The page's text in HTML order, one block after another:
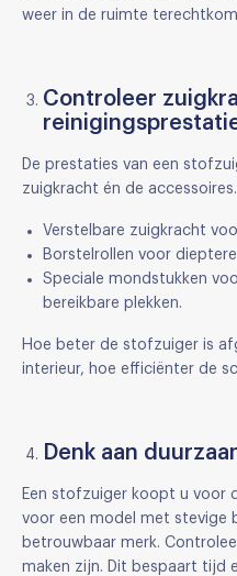
weer in de ruimte
Controleer
De prestaties van een
zuigkracht én de
Verstelbare zuigkracht
Borstelrollen voor
Speciale mondstukken
bereikbare plekken.
Hoe beter de stofzuiger is
interieur, hoe efficiënter de
Denk aan
Een stofzuiger koopt u voor
voor een model met stevige
betrouwbaar merk.
maken zijn. Dit bespaart tijd